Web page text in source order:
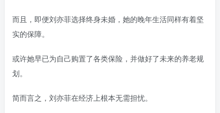
而且，即便刘亦菲选择终身未婚，她的晚年生活同样有着坚
实的保障。
或许她早已为自己购置了各类保险，并做好了未来的养老规
划。
简而言之，刘亦菲在经济上根本无需担忧。